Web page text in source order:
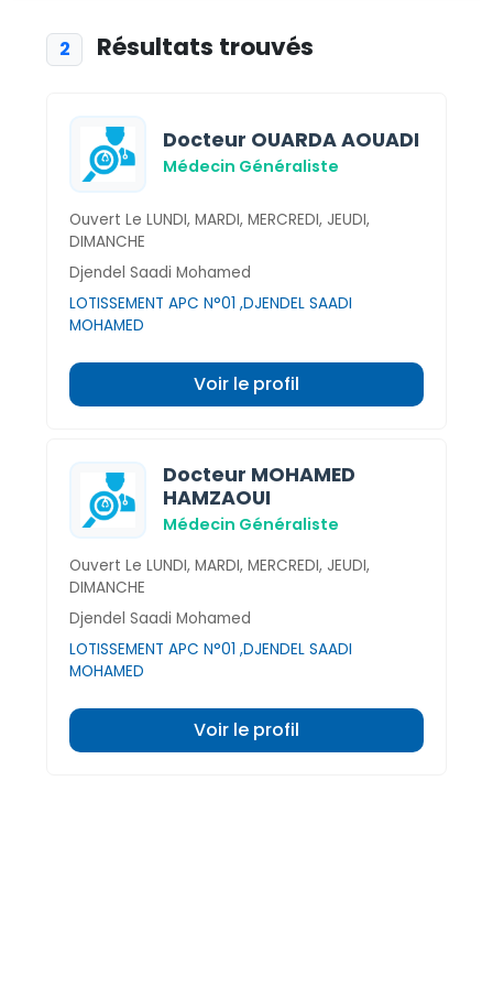
2 Résultats trouvés
Docteur OUARDA AOUADI
Médecin Généraliste
Ouvert Le LUNDI, MARDI, MERCREDI, JEUDI,
DIMANCHE
Djendel Saadi Mohamed
LOTISSEMENT APC N°01 ,DJENDEL SAADI
MOHAMED
Voir le profil
Docteur MOHAMED
HAMZAOUI
Médecin Généraliste
Ouvert Le LUNDI, MARDI, MERCREDI, JEUDI,
DIMANCHE
Djendel Saadi Mohamed
LOTISSEMENT APC N°01 ,DJENDEL SAADI
MOHAMED
Voir le profil